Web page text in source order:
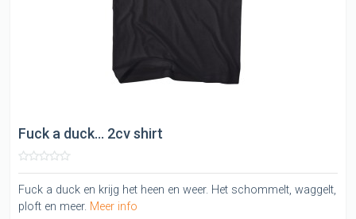
Fuck a duck... 2cv shirt
Fuck a duck en krijg het heen en weer. Het schommelt, waggelt,
ploft en meer. Meer info